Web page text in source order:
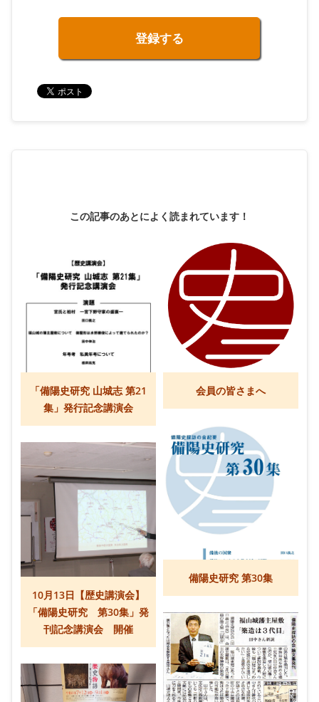
登録する
この記事のあとによく読まれています！
「備陽史研究 山城志 第21
集」発行記念講演会
会員の皆さまへ
備陽史研究 第30集
10月13日【歴史講演会】
「備陽史研究 第30集」発
刊記念講演会 開催